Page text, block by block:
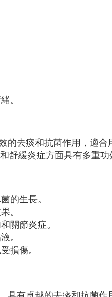
。
去痰和抗菌作用，適合
舒緩炎症方面具有多重功
的生長。
。
關節炎症。
。
損傷。